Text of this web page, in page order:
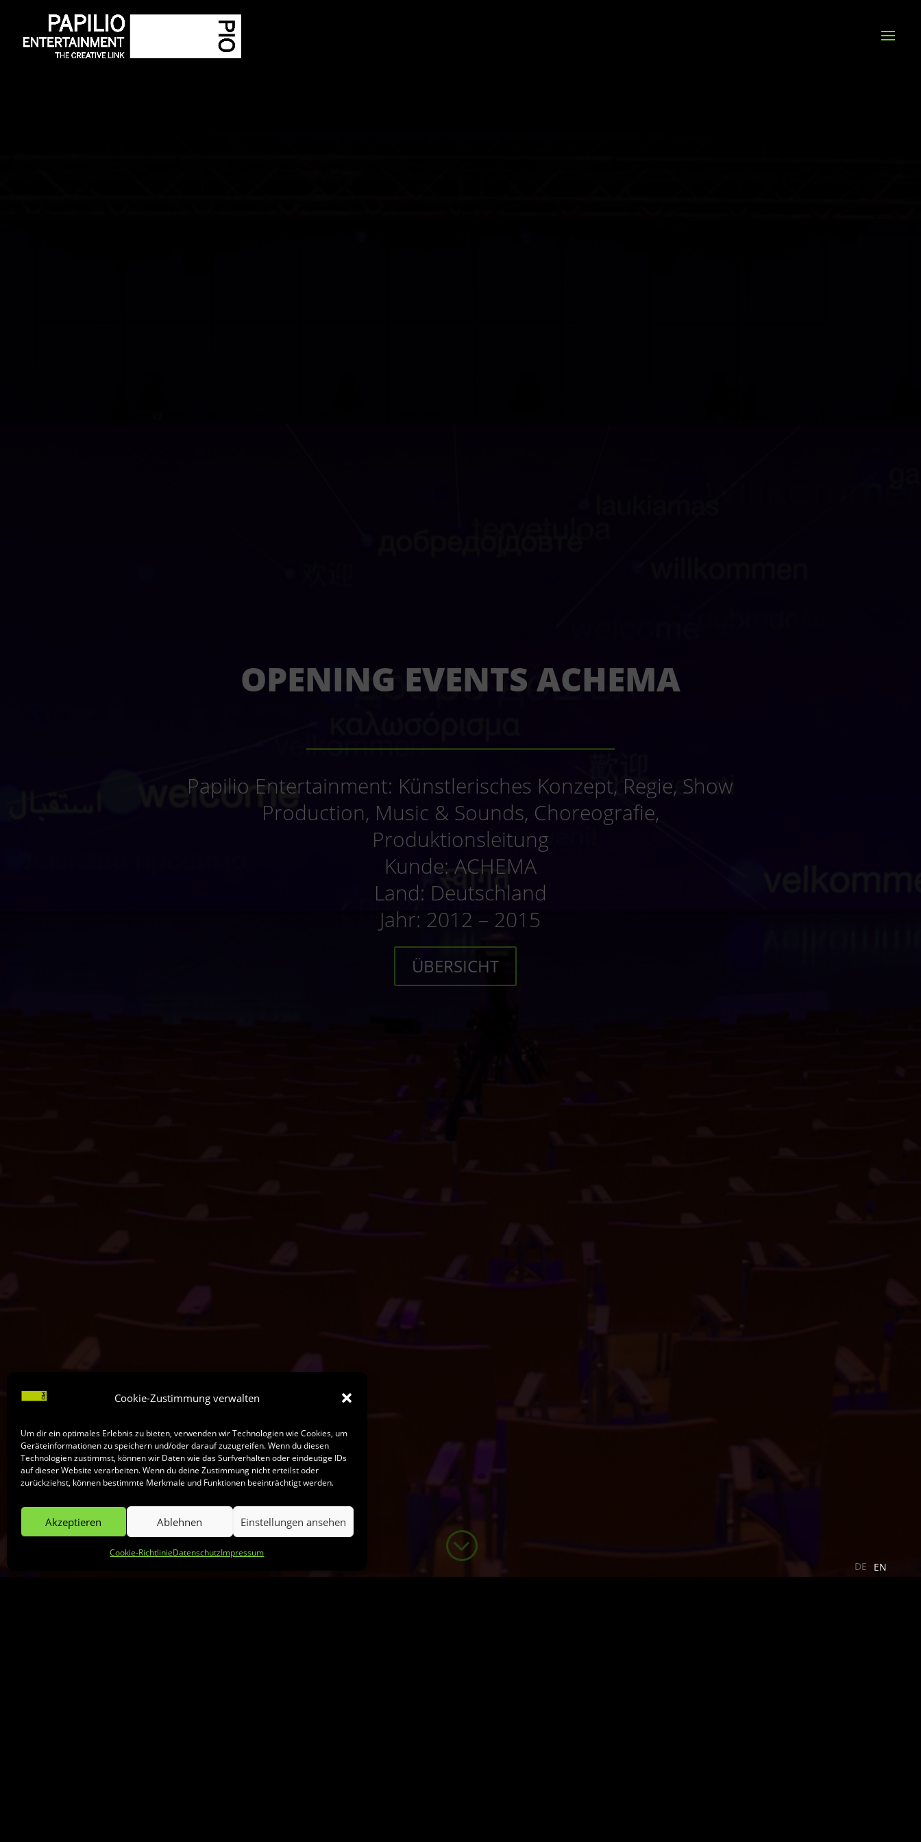
Cookie-Zustimmung verwalten
Um dir ein optimales Erlebnis zu bieten, verwenden wir Technologien wie Cookies, um
Geräteinformationen zu speichern und/oder darauf zuzugreifen. Wenn du diesen
Technologien zustimmst, können wir Daten wie das Surfverhalten oder eindeutige IDs
auf dieser Website verarbeiten. Wenn du deine Zustimmung nicht erteilst oder
zurückziehst, können bestimmte Merkmale und Funktionen beeinträchtigt werden.
Akzeptieren Ablehnen Einstellungen ansehen
Cookie-RichtlinieDatenschutzImpressum
OPENING EVENTS ACHEMA
Papilio Entertainment: Künstlerisches Konzept, Regie, Show
Production, Music & Sounds, Choreografie,
Produktionsleitung
Kunde: ACHEMA
Land: Deutschland
Jahr: 2012 – 2015
ÜBERSICHT
;
DE EN